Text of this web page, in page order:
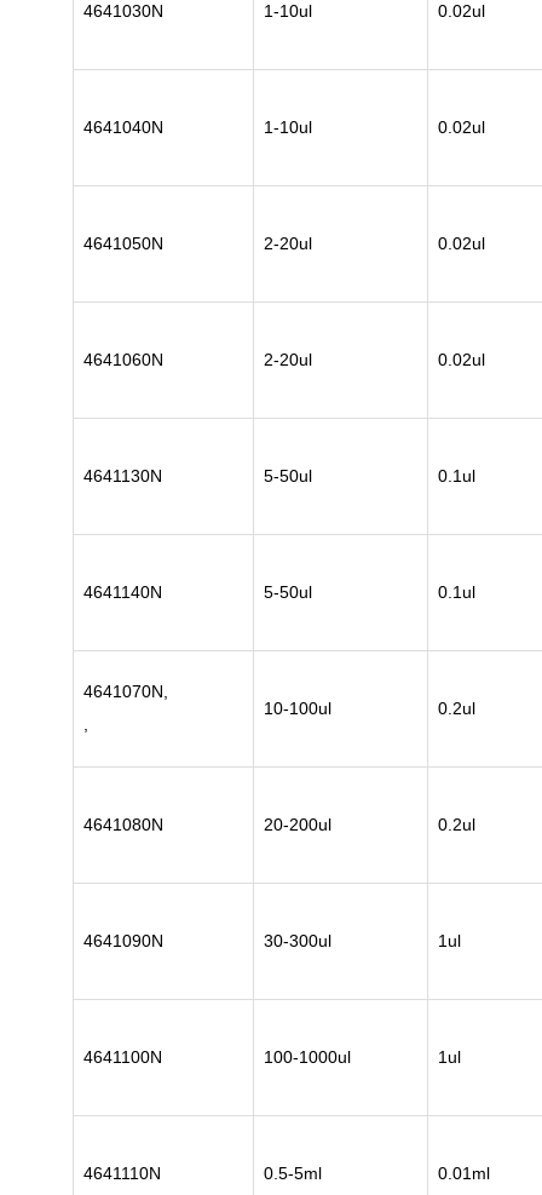
4641030N 1-10ul 0.02ul
4641040N 1-10ul 0.02ul
4641050N 2-20ul 0.02ul
4641060N 2-20ul 0.02ul
4641130N 5-50ul 0.1ul
4641140N 5-50ul 0.1ul
4641070N,
10-100ul 0.2ul
4641080N 20-200ul 0.2ul
4641090N 30-300ul 1ul
4641100N 100-1000ul 1ul
4641110N 0.5-5ml 0.01ml